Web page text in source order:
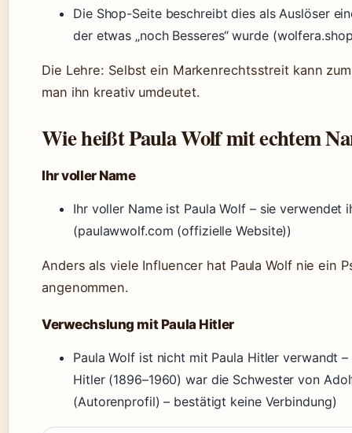
Die Shop-Seite beschreibt dies als Auslöser
der etwas „noch Besseres“ wurde
Die Lehre: Selbst ein Markenrechtsstreit kann
man ihn kreativ umdeutet.
Wie heißt Paula Wolf mit echtem
Ihr voller Name
Ihr voller Name ist Paula Wolf – sie verwendet
(paulawwolf.com (offizielle Website))
Anders als viele Influencer hat Paula Wolf nie ein
angenommen.
Verwechslung mit Paula Hitler
Paula Wolf ist nicht mit Paula Hitler verwandt
Hitler (1896–1960) war die Schwester von
(Autorenprofil) – bestätigt keine Verbindung)